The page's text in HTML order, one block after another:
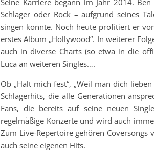
Seine Karriere begann im Jahr 2014.
Schlager oder Rock – aufgrund seines
singen konnte. Noch heute profitiert er
erstes Album „Hollywood“. In weiterer
auch in diverse Charts (so etwa in die
Luca an weiteren Singles….
Ob „Halt mich fest“, „Weil man dich
Schlagerhits, die alle Generationen
Fans, die bereits auf seine neuen
regelmäßige Konzerte und wird auch
Zum Live-Repertoire gehören
auch seine eigenen Hits.